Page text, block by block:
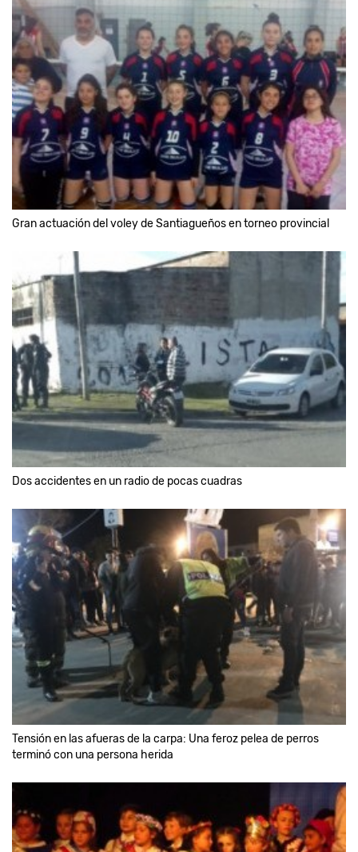
Gran actuación del voley de Santiagueños en torneo provincial
Dos accidentes en un radio de pocas cuadras
Tensión en las afueras de la carpa: Una feroz pelea de perros
terminó con una persona herida